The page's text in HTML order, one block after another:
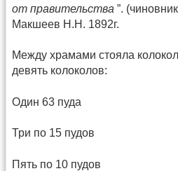
от правительства ”.
Макшеев Н.Н. 1892г.
Между храмами стояла
девять колоколов:
Один 63 пуда
Три по 15 пудов
Пять по 10 пудов